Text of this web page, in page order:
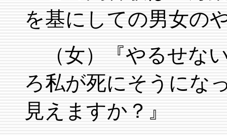
を基にしての男女の
（女）『やるせな
ろ私が死にそうにな
見えますか？』